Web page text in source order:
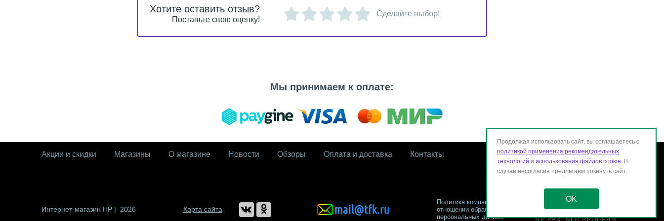
Хотите оставить отзыв?
Поставьте свою оценку!
Сделайте выбор!
Мы принимаем к оплате:
Акции и скидки Магазины О магазине Новости Обзоры Оплата и доставка Контакты
Интернет-магазин HP | 2026 Карта сайта
Политика компании в
отношении обработки
персональных данных
Продолжая использовать сайт, вы соглашаетесь с
политикой применения рекомендательных
технологий и использования файлов cookie. В
случае несогласия предлагаем покинуть сайт.
OK